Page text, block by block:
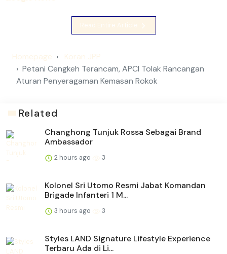
Read Entire Article
Homepage
Koran JPP
Petani Cengkeh Terancam, APCI Tolak Rancangan
Aturan Penyeragaman Kemasan Rokok
Related
Changhong Tunjuk Rossa Sebagai Brand
Ambassador
2 hours ago 3
Kolonel Sri Utomo Resmi Jabat Komandan
Brigade Infanteri 1 M...
3 hours ago 3
Styles LAND Signature Lifestyle Experience
Terbaru Ada di Li...